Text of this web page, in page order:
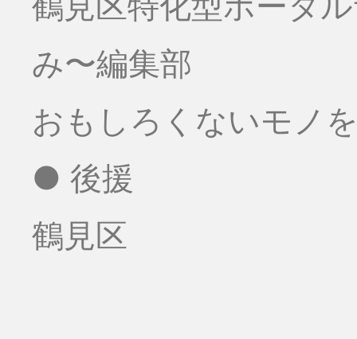
み〜編集部
おもしろくないモノ
● 後援
鶴見区